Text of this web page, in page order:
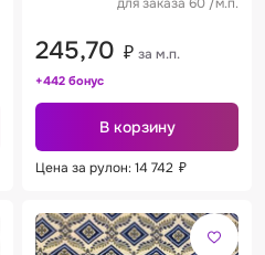
245,70 ₽ за м.п.
+442 бонус
В корзину
Цена за рулон: 14 742 ₽